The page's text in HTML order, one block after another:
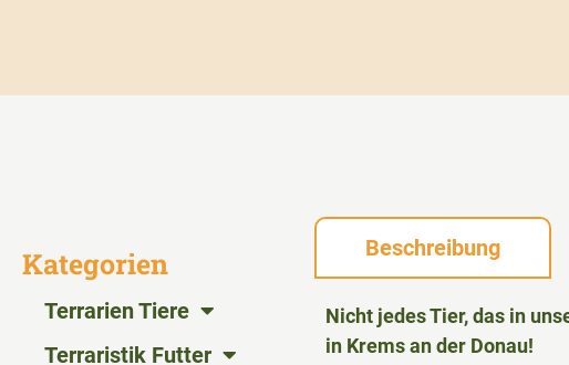
Kategorien
Terrarien Tiere
Terraristik Futter
Beschreibung
Nicht jedes Tier, das in
in Krems an der Donau!